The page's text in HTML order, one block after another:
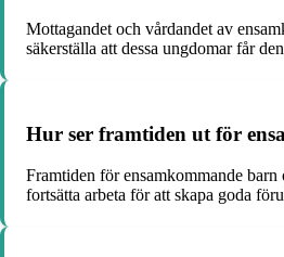
Mottagandet och vårdandet av
säkerställa att dessa ungdomar får
Hur ser framtiden ut för
Framtiden för ensamkommande
fortsätta arbeta för att skapa goda